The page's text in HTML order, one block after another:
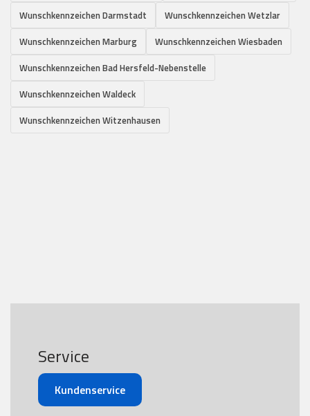
Wunschkennzeichen Darmstadt
Wunschkennzeichen Wetzlar
Wunschkennzeichen Marburg
Wunschkennzeichen Wiesbaden
Wunschkennzeichen Bad Hersfeld-Nebenstelle
Wunschkennzeichen Waldeck
Wunschkennzeichen Witzenhausen
Service
Kundenservice